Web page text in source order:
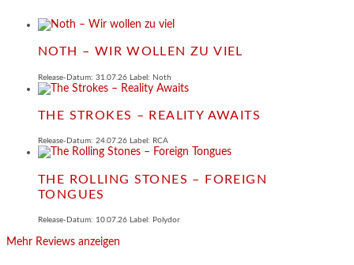
NOTH – WIR WOLLEN ZU VIEL
Release-Datum: 31.07.26 Label: Noth
THE STROKES – REALITY AWAITS
Release-Datum: 24.07.26 Label: RCA
THE ROLLING STONES – FOREIGN
TONGUES
Release-Datum: 10.07.26 Label: Polydor
Mehr Reviews anzeigen